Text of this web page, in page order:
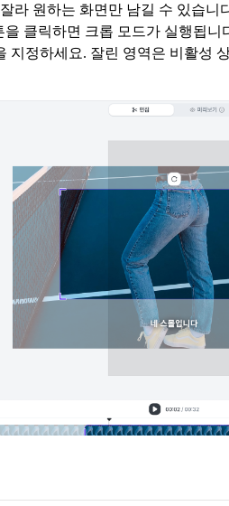
라 원하는 화면만 남길 수 있습니
을 클릭하면 크롭 모드가 실행됩
지정하세요. 잘린 영역은 비활성